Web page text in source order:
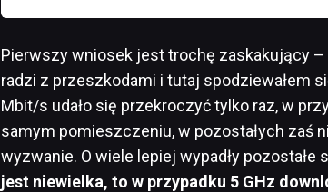
Pierwszy wniosek jest trochę zaskakujący
radzi z przeszkodami i tutaj spodziewałem
Mbit/s udało się przekroczyć tylko raz, w
samym pomieszczeniu, w pozostałych zaś
wyzwanie. O wiele lepiej wypadły pozostałe
jest niewielka, to w przypadku 5 GHz